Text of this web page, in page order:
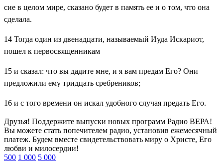
сие в целом мире, сказано будет в память ее и о том, что она
сделала.
14 Тогда один из двенадцати, называемый Иуда Искариот,
пошел к первосвященникам
15 и сказал: что вы дадите мне, и я вам предам Его? Они
предложили ему тридцать сребреников;
16 и с того времени он искал удобного случая предать Его.
Друзья! Поддержите выпуски новых программ Радио ВЕРА!
Вы можете стать попечителем радио, установив ежемесячный
платеж. Будем вместе свидетельствовать миру о Христе, Его
любви и милосердии!
500 1 000 5 000